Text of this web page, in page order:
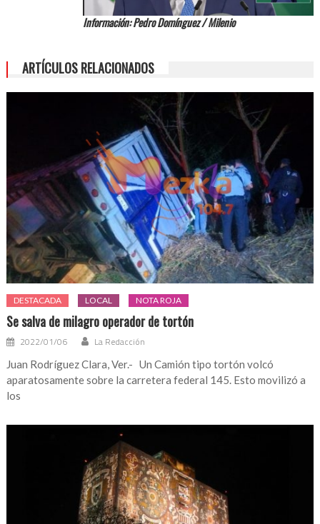
Información: Pedro Domínguez / Milenio
ARTÍCULOS RELACIONADOS
DESTACADA LOCAL NOTA ROJA
Se salva de milagro operador de tortón
2022/01/06 La Redacción
Juan Rodríguez Clara, Ver.- Un Camión tipo tortón volcó
aparatosamente sobre la carretera federal 145. Esto movilizó a
los